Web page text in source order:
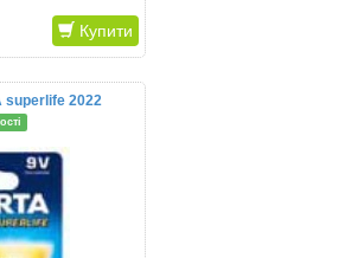
Купити
superlife 2022